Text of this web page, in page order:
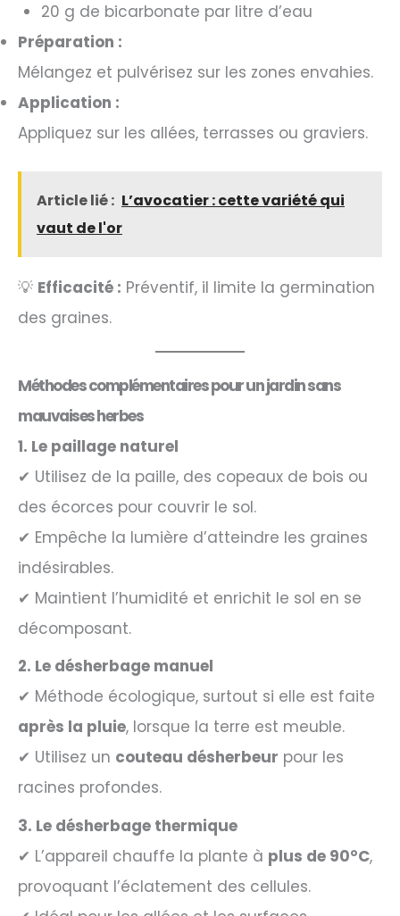
20 g de bicarbonate par litre d’eau
Préparation :
Mélangez et pulvérisez sur les zones envahies.
Application :
Appliquez sur les allées, terrasses ou graviers.
Article lié : L’avocatier : cette variété qui
vaut de l'or
💡 Efficacité : Préventif, il limite la germination
des graines.
Méthodes complémentaires pour un jardin sans
mauvaises herbes
1. Le paillage naturel
✔ Utilisez de la paille, des copeaux de bois ou
des écorces pour couvrir le sol.
✔ Empêche la lumière d’atteindre les graines
indésirables.
✔ Maintient l’humidité et enrichit le sol en se
décomposant.
2. Le désherbage manuel
✔ Méthode écologique, surtout si elle est faite
après la pluie, lorsque la terre est meuble.
✔ Utilisez un couteau désherbeur pour les
racines profondes.
3. Le désherbage thermique
✔ L’appareil chauffe la plante à plus de 90°C,
provoquant l’éclatement des cellules.